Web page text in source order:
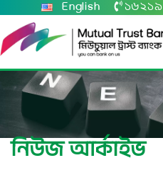
English ১৬২১৯
নিউজ আর্কাইভ